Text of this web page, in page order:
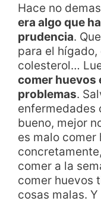
Hace no
era algo que
prudencia.
para el hígado,
colesterol…
comer huevos
problemas.
enfermedades
bueno, mejor
es malo comer
comer a la
comer huevos
cosas malas.